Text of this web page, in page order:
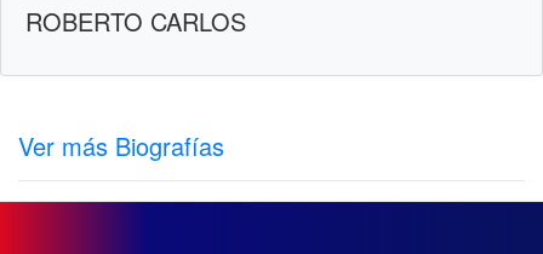
ROBERTO CARLOS
Ver más Biografías